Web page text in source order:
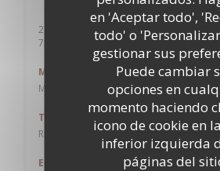
en 'Aceptar todo',
todo' o
gestionar sus
Puede cambiar
opciones en
momento haciendo
icono de cookie en
inferior izquierda
páginas del
21 Rue de Caumartin
75009 Paris
((abre en una nueva ventana))
Metro
Madeleine, Havre-Caumartin, Opéra
Tren
RER Auber
Estación de bicicletas